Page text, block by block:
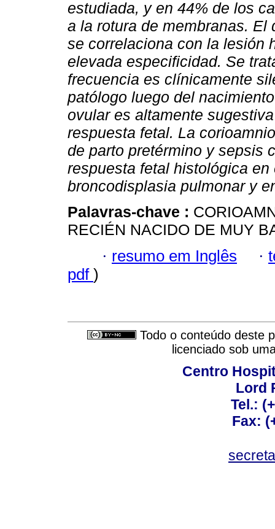
estudiada, y en 44% de los
a la rotura de membranas.
se correlaciona con la lesión
elevada especificidad. Se
frecuencia es clínicamente
patólogo luego del
ovular es altamente
respuesta fetal. La
de parto pretérmino y sepsis
respuesta fetal histológica
broncodisplasia pulmonar y
Palavras-chave :
RECIÉN NACIDO DE MUY
· resumo em Inglês ·
pdf )
Todo o conteúdo deste
licenciado sob
Centro
Lord
Tel.:
Fax: